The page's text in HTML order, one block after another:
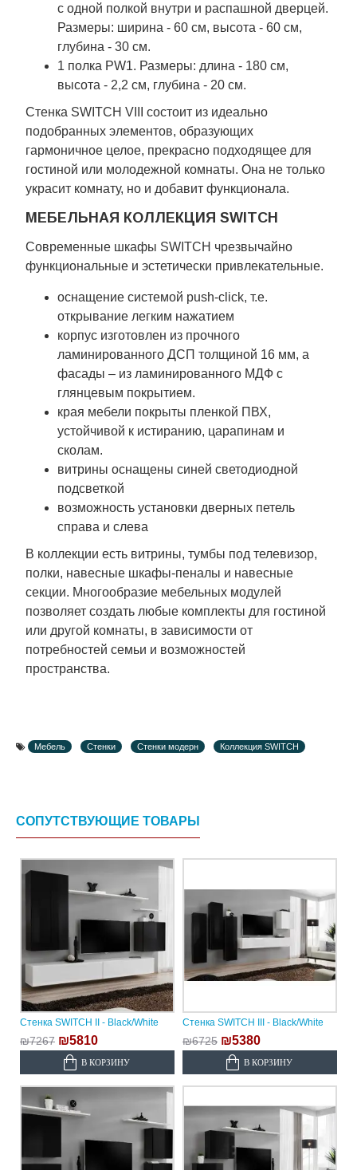
с одной полкой внутри и распашной дверцей.
Размеры: ширина - 60 см, высота - 60 см,
глубина - 30 см.
1 полка PW1. Размеры: длина - 180 см,
высота - 2,2 см, глубина - 20 см.
Стенка SWITCH VIII состоит из идеально
подобранных элементов, образующих
гармоничное целое, прекрасно подходящее для
гостиной или молодежной комнаты. Она не только
украсит комнату, но и добавит функционала.
МЕБЕЛЬНАЯ КОЛЛЕКЦИЯ SWITCH
Современные шкафы SWITCH чрезвычайно
функциональные и эстетически привлекательные.
оснащение системой push-click, т.е.
открывание легким нажатием
корпус изготовлен из прочного
ламинированного ДСП толщиной 16 мм, а
фасады – из ламинированного МДФ с
глянцевым покрытием.
края мебели покрыты пленкой ПВХ,
устойчивой к истиранию, царапинам и
сколам.
витрины оснащены синей светодиодной
подсветкой
возможность установки дверных петель
справа и слева
В коллекции есть витрины, тумбы под телевизор,
полки, навесные шкафы-пеналы и навесные
секции. Многообразие мебельных модулей
позволяет создать любые комплекты для гостиной
или другой комнаты, в зависимости от
потребностей семьи и возможностей
пространства.
Мебель Стенки Стенки модерн Коллекция SWITCH
СОПУТСТВУЮЩИЕ ТОВАРЫ
Стенка SWITCH II - Black/White
₪7267 ₪5810
В КОРЗИНУ
Стенка SWITCH III - Black/White
₪6725 ₪5380
В КОРЗИНУ